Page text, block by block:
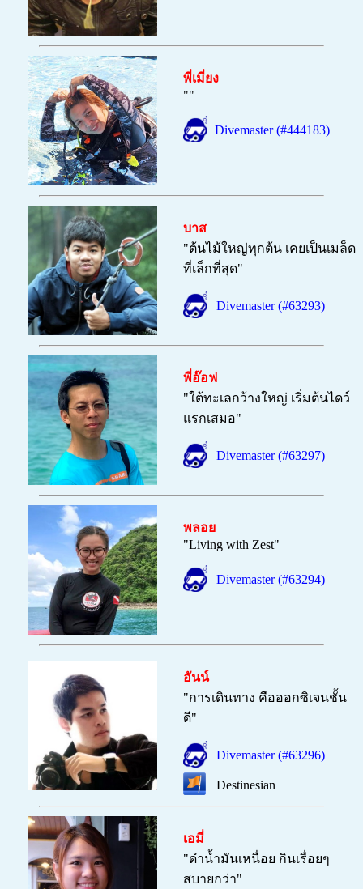
พี่เมี่ยง
""
Divemaster (#444183)
บาส
"ต้นไม้ใหญ่ทุกต้น เคยเป็นเมล็ด
ที่เล็กที่สุด"
Divemaster (#63293)
พี่อ๊อฟ
"ใต้ทะเลกว้างใหญ่ เริ่มต้นไดว์
แรกเสมอ"
Divemaster (#63297)
พลอย
"Living with Zest"
Divemaster (#63294)
อันน์
"การเดินทาง คือออกซิเจนชั้น
ดี"
Divemaster (#63296)
Destinesian
เอมี่
"ดำน้ำมันเหนื่อย กินเรื่อยๆ
สบายกว่า"